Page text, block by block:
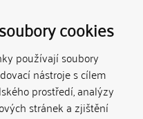
cookies
používají soubory
nástroje s cílem
prostředí, analýzy
stránek a zjištění